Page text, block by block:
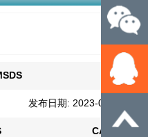
发布日期: 2023-07-12
CAS No.